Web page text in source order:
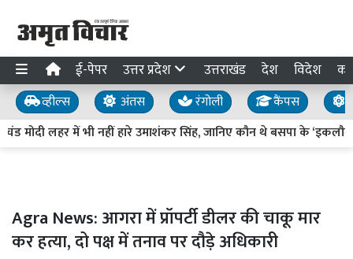
ई-पेपर उत्तर प्रदेश उत्तराखंड देश विदेश
व्हील्स अंतस रंगोली कैंपस
मोदी लहर में भी नहीं हारे उमाशंकर सिंह, जानिए कौन थे बसपा के
Agra News: आगरा में प्रॉपर्टी डीलर की चाकू मार
कर हत्या, दो पक्ष में तनाव पर दौड़े अधिकारी